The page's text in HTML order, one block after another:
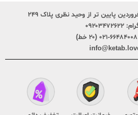
۰۹۲۰۳۴۷۲۶۲۲
۶۶۴۸۴۰۰۸-۰۲۱ (۲۰ خط)